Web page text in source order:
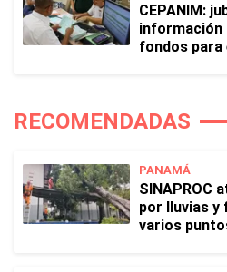
CEPANIM:
información
fondos para
RECOMENDADAS
PANAMÁ
SINAPROC
por lluvias y
varios